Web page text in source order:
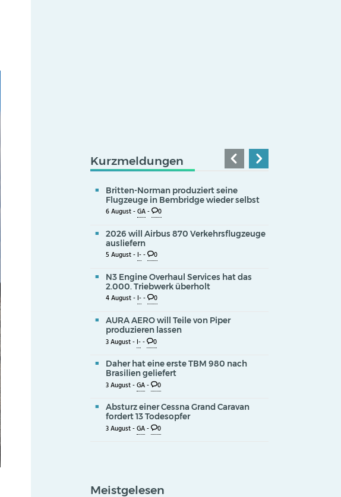
Kurzmeldungen
Britten-Norman produziert seine
Flugzeuge in Bembridge wieder selbst
6 August -GA- 0
2026 will Airbus 870 Verkehrsflugzeuge
ausliefern
5 August -I-- 0
N3 Engine Overhaul Services hat das
2.000. Triebwerk überholt
4 August -I-- 0
AURA AERO will Teile von Piper
produzieren lassen
3 August -I-- 0
Daher hat eine erste TBM 980 nach
Brasilien geliefert
3 August -GA- 0
Absturz einer Cessna Grand Caravan
fordert 13 Todesopfer
3 August -GA- 0
Meistgelesen